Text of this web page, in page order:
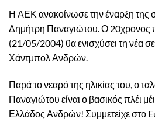
Η ΑΕΚ ανακοίνωσε την έναρξη της
Δημήτρη Παναγιώτου. Ο 20χρονος
(21/05/2004) θα ενισχύσει τη νέα
Χάντμπολ Ανδρών.
Παρά το νεαρό της ηλικίας του, ο
Παναγιώτου είναι ο βασικός πλέι
Ελλάδος Ανδρών! Συμμετείχε στο